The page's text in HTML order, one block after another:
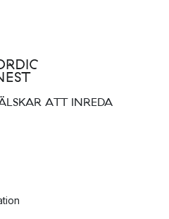
ATT INREDA